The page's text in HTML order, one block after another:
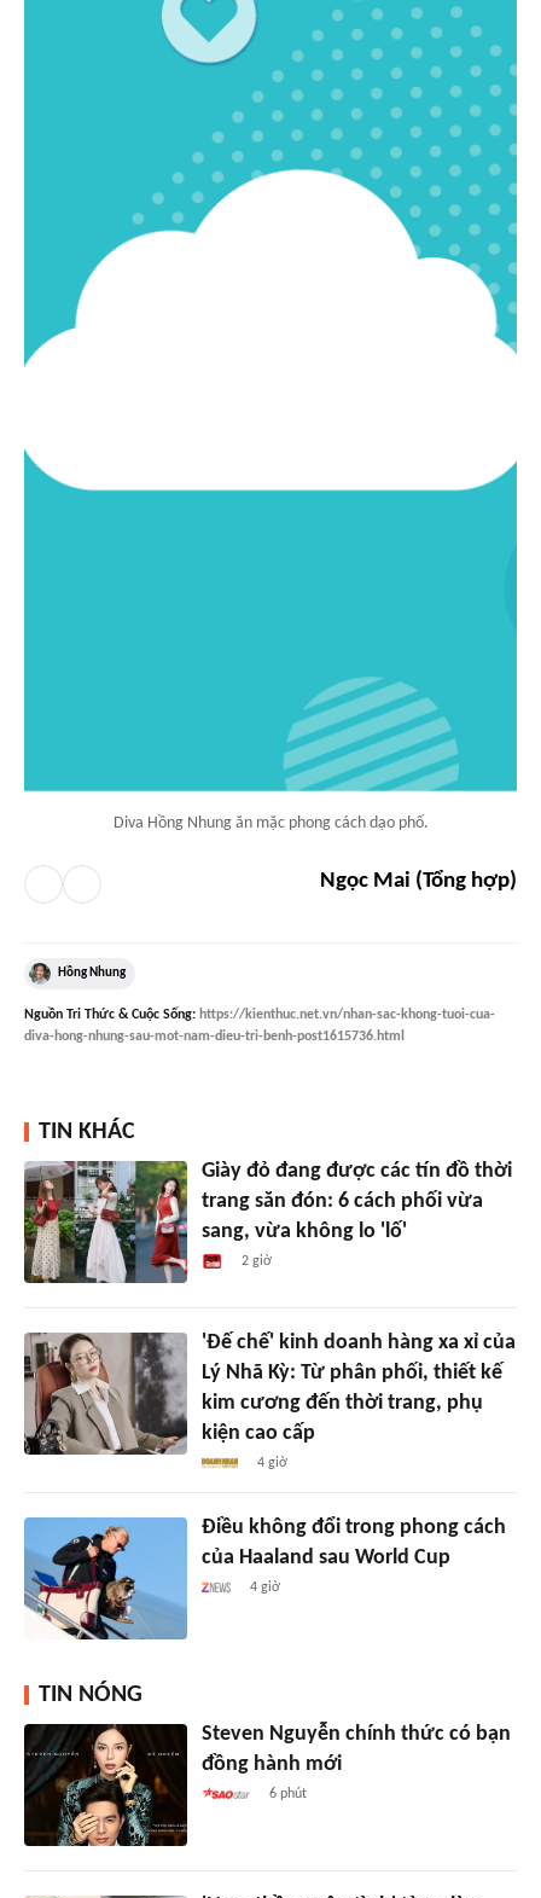
Diva Hồng Nhung ăn mặc phong cách dạo phố.
Ngọc Mai (Tổng hợp)
Hồng Nhung
Nguồn Tri Thức & Cuộc Sống: https://kienthuc.net.vn/nhan-sac-khong-tuoi-cua-
diva-hong-nhung-sau-mot-nam-dieu-tri-benh-post1615736.html
TIN KHÁC
Giày đỏ đang được các tín đồ thời
trang săn đón: 6 cách phối vừa
sang, vừa không lo 'lố'
2 giờ
'Đế chế' kinh doanh hàng xa xỉ của
Lý Nhã Kỳ: Từ phân phối, thiết kế
kim cương đến thời trang, phụ
kiện cao cấp
4 giờ
Điều không đổi trong phong cách
của Haaland sau World Cup
4 giờ
TIN NÓNG
Steven Nguyễn chính thức có bạn
đồng hành mới
6 phút